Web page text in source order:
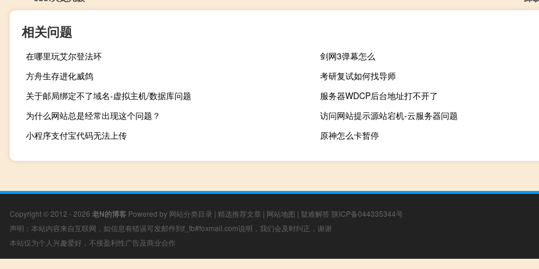
相关问题
在哪里玩艾尔登法环
剑网3弹幕怎么
方舟生存进化威鸽
考研复试如何找导师
关于邮局绑定不了域名-虚拟主机/数据库问题
服务器WDCP后台地址打不开了
为什么网站总是经常出现这个问题？
访问网站提示源站宕机-云服务器问题
小程序支付宝代码无法上传
原神怎么卡暂停
Copyright © 2012 - 2026 老N的博客 Powered by 网站分类目录 | 精选推荐文章 | 网站地图 | 疑难解答 陕ICP备044335344号
声明：本站内容来自互联网，如信息有错误可发邮件到f_fb#foxmail.com说明，我们会及时纠正，谢谢
本站仅为个人兴趣爱好，不接盈利性广告及商业合作